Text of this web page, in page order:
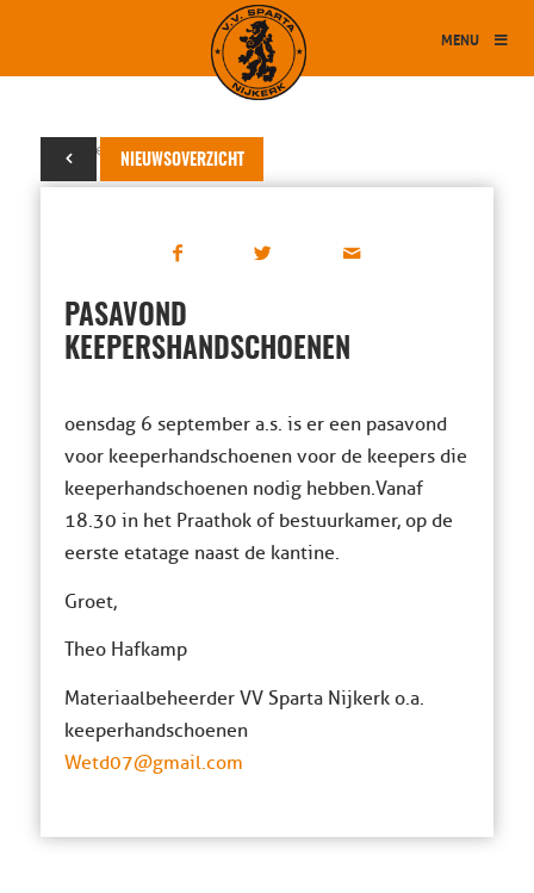
MENU
NIEUWSOVERZICHT
02 september 2017
PASAVOND
KEEPERSHANDSCHOENEN
oensdag 6 september a.s. is er een pasavond
voor keeperhandschoenen voor de keepers die
keeperhandschoenen nodig hebben.Vanaf
18.30 in het Praathok of bestuurkamer, op de
eerste etatage naast de kantine.
Groet,
Theo Hafkamp
Materiaalbeheerder VV Sparta Nijkerk o.a.
keeperhandschoenen
Wetd07@gmail.com